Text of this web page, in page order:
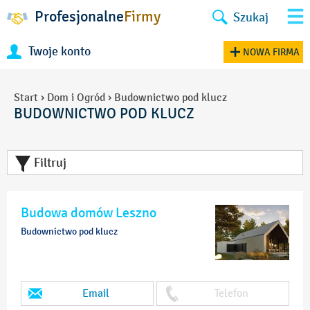
ProfesjonalneFirmy Szukaj
Twoje konto NOWA FIRMA
Start › Dom i Ogród › Budownictwo pod klucz
BUDOWNICTWO POD KLUCZ
Filtruj
Budowa domów Leszno
Budownictwo pod klucz
Email Telefon